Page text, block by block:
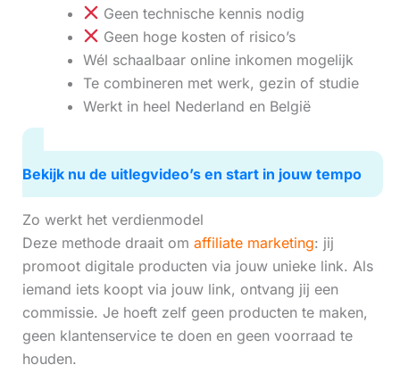
Geen technische kennis nodig
Geen hoge kosten of risico’s
Wél schaalbaar online inkomen mogelijk
Te combineren met werk, gezin of studie
Werkt in heel Nederland en België
Bekijk nu de uitlegvideo’s en start in jouw tempo
Zo werkt het verdienmodel
Deze methode draait om affiliate marketing: jij
promoot digitale producten via jouw unieke link. Als
iemand iets koopt via jouw link, ontvang jij een
commissie. Je hoeft zelf geen producten te maken,
geen klantenservice te doen en geen voorraad te
houden.